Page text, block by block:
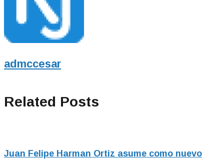
admccesar
Related Posts
Juan Felipe Harman Ortiz asume como nuevo